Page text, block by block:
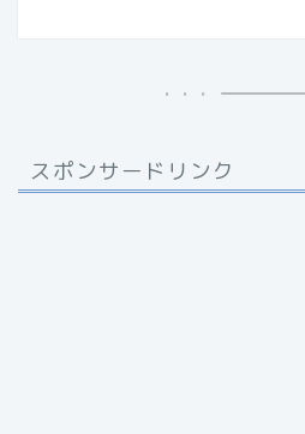
スポンサードリンク